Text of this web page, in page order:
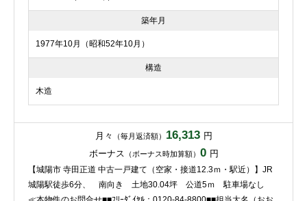
築年月
1977年10月（昭和52年10月）
構造
木造
月々 （毎月返済額） 16,313 円
ボーナス （ボーナス時加算額） 0 円
【城陽市 寺田正道 中古一戸建て（空家・接道12.3ｍ・駅近）】JR
城陽駅徒歩6分、 南向き 土地30.04坪 公道5ｍ 駐車場なし